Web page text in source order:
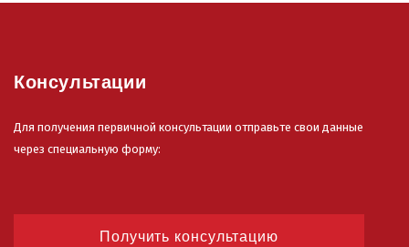
Консультации
Для получения первичной консультации отправьте свои данные
через специальную форму:
Получить консультацию